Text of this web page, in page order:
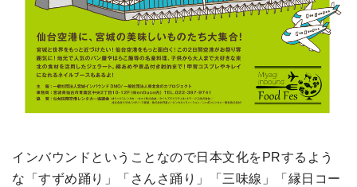
インバウンドということなので日本文化をPRするよう
な「すずめ踊り」「さんさ踊り」「三味線」「縁日コー